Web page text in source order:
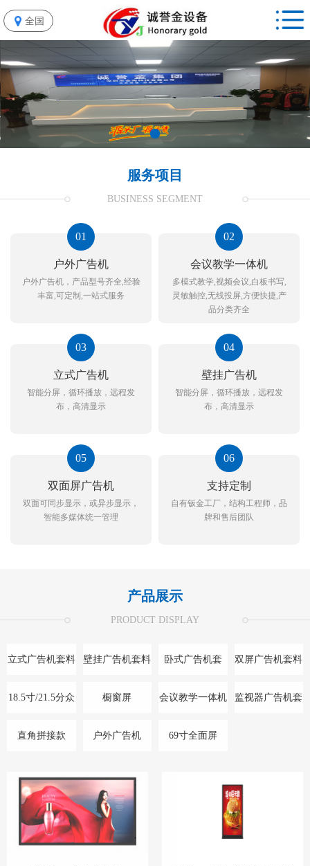
全国
服务项目
BUSINESS SEGMENT
01
户外广告机
户外广告机，产品型号齐全,经验
丰富,可定制,一站式服务
02
会议教学一体机
多模式教学,视频会议,白板书写,
灵敏触控,无线投屏,方便快捷,产
品分类齐全
03
立式广告机
智能分屏，循环播放，远程发
布，高清显示
04
壁挂广告机
智能分屏，循环播放，远程发
布，高清显示
05
双面屏广告机
双面可同步显示，或异步显示，
智能多媒体统一管理
06
支持定制
自有钣金工厂，结构工程师，品
牌和售后团队
产品展示
PRODUCT DISPLAY
立式广告机套料 壁挂广告机套料 卧式广告机套
料/底座
双屏广告机套料
18.5寸/21.5分众
款
橱窗屏 会议教学一体机 监视器广告机套
直角拼接款 户外广告机 69寸全面屏